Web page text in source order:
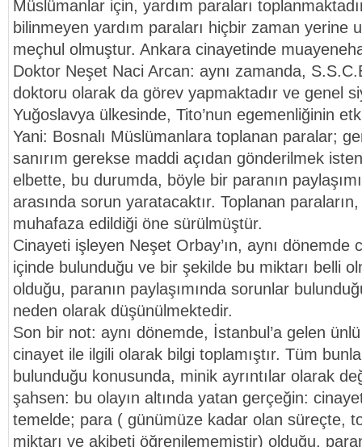
Müslümanlar için, yardım paraları
bilinmeyen yardım paraları hiçbir zaman yerine
meçhul olmuştur. Ankara cinayetinde
Doktor Neşet Naci Arcan: aynı zamanda,
doktoru olarak da görev yapmaktadır ve genel
Yuğoslavya ülkesinde, Tito’nun egemenliğinin
Yani: Bosnalı Müslümanlara toplanan paralar;
sanırım gerekse maddi açıdan gönderilmek
elbette, bu durumda, böyle bir paranın
arasında sorun yaratacaktır. Toplanan
muhafaza edildiği öne sürülmüştür.
Cinayeti işleyen Neşet Orbay’ın, aynı dönemde
içinde bulunduğu ve bir şekilde bu miktarı belli
olduğu, paranın paylaşımında sorunlar
neden olarak düşünülmektedir.
Son bir not: aynı dönemde, İstanbul’a gelen
cinayet ile ilgili olarak bilgi toplamıştır. Tüm
bulunduğu konusunda, minik ayrıntılar olarak
şahsen: bu olayın altında yatan gerçeğin:
temelde; para ( günümüze kadar olan süreçte,
miktarı ve akibeti öğrenilememiştir) olduğu,